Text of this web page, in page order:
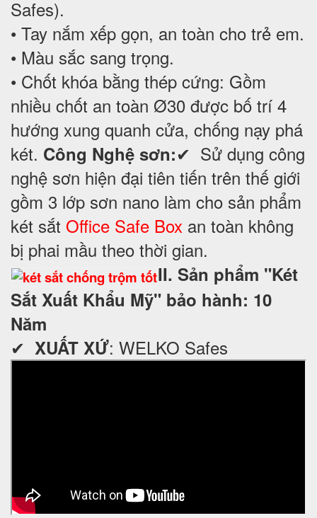
Safes).
• Tay nắm xếp gọn, an toàn cho trẻ em.
• Màu sắc sang trọng.
• Chốt khóa bằng thép cứng: Gồm
nhiều chốt an toàn Ø30 được bố trí 4
hướng xung quanh cửa, chống nạy phá
két. Công Nghệ sơn:✔ Sử dụng công
nghệ sơn hiện đại tiên tiến trên thế giới
gồm 3 lớp sơn nano làm cho sản phẩm
két sắt Office Safe Box an toàn không
bị phai mầu theo thời gian.
II. Sản phẩm "Két
Sắt Xuất Khẩu Mỹ" bảo hành: 10
Năm
✔ XUẤT XỨ: WELKO Safes